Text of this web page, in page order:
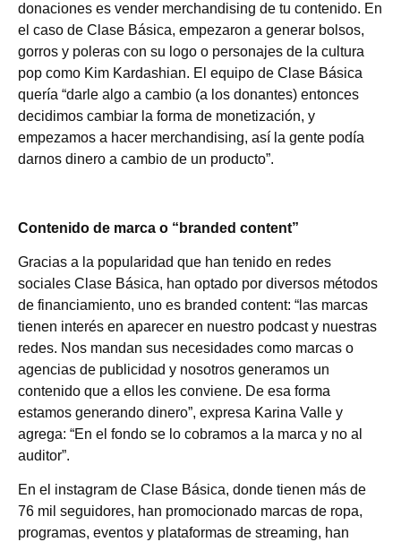
donaciones es vender merchandising de tu contenido. En
el caso de Clase Básica, empezaron a generar bolsos,
gorros y poleras con su logo o personajes de la cultura
pop como Kim Kardashian. El equipo de Clase Básica
quería “darle algo a cambio (a los donantes) entonces
decidimos cambiar la forma de monetización, y
empezamos a hacer merchandising, así la gente podía
darnos dinero a cambio de un producto”.
Contenido de marca o “branded content”
Gracias a la popularidad que han tenido en redes
sociales Clase Básica, han optado por diversos métodos
de financiamiento, uno es branded content: “las marcas
tienen interés en aparecer en nuestro podcast y nuestras
redes. Nos mandan sus necesidades como marcas o
agencias de publicidad y nosotros generamos un
contenido que a ellos les conviene. De esa forma
estamos generando dinero”, expresa Karina Valle y
agrega: “En el fondo se lo cobramos a la marca y no al
auditor”.
En el instagram de Clase Básica, donde tienen más de
76 mil seguidores, han promocionado marcas de ropa,
programas, eventos y plataformas de streaming, han